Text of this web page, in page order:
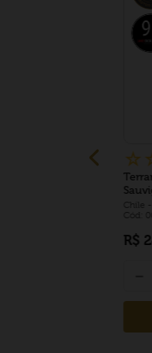
☆
Chile
Cód:
R$